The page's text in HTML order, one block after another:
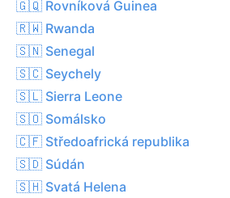
🇬🇶 Rovníková Guinea
🇷🇼 Rwanda
🇸🇳 Senegal
🇸🇨 Seychely
🇸🇱 Sierra Leone
🇸🇴 Somálsko
🇨🇫 Středoafrická republika
🇸🇩 Súdán
🇸🇭 Svatá Helena